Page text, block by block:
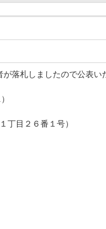
落札しましたので公表い
丁目２６番１号）